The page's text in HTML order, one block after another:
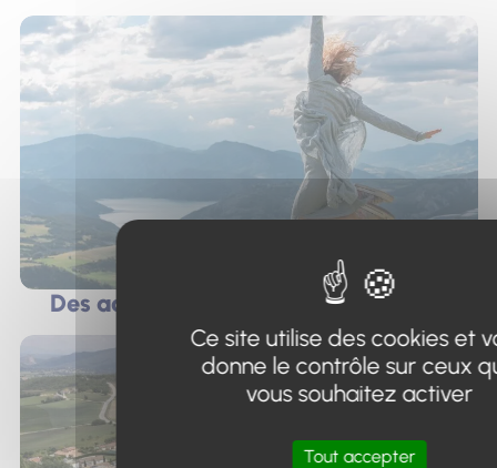
Des activités entre lac et montagne
Ce site utilise des cookies et
donne le contrôle sur ceux
vous souhaitez activer
Tout accepter